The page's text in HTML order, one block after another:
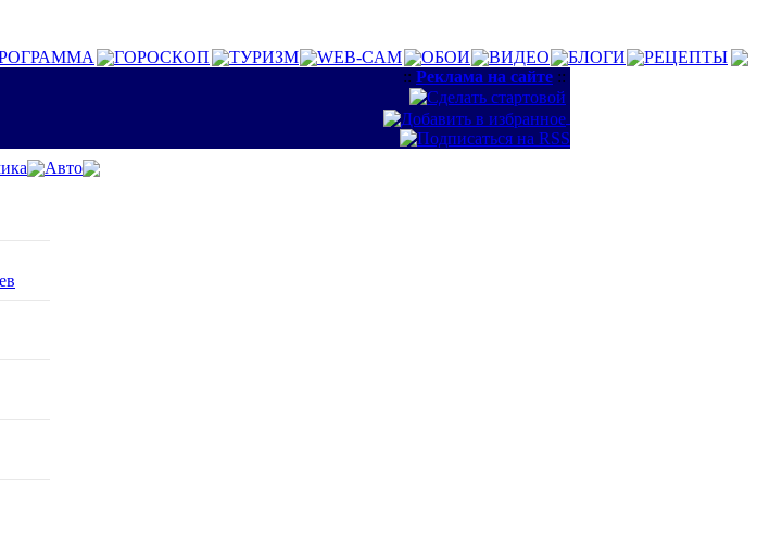
ГОРОСКОП ТУРИЗМ WEB-CAM ОБОИ ВИДЕО БЛОГИ
РЕЦЕПТЫ
:: Реклама на сайте ::
Авто